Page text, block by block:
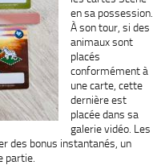
en sa possession.
À son tour, si des
animaux sont
placés
conformément à
une carte, cette
dernière est
placée dans sa
galerie vidéo. Les
des bonus instantanés, un
partie.